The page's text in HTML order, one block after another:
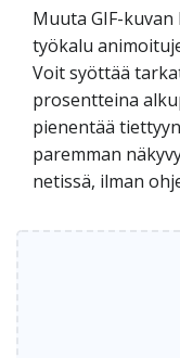
Muuta GIF-
työkalu
Voit syöttää
prosentteina
pienentää
paremman
netissä, ilman